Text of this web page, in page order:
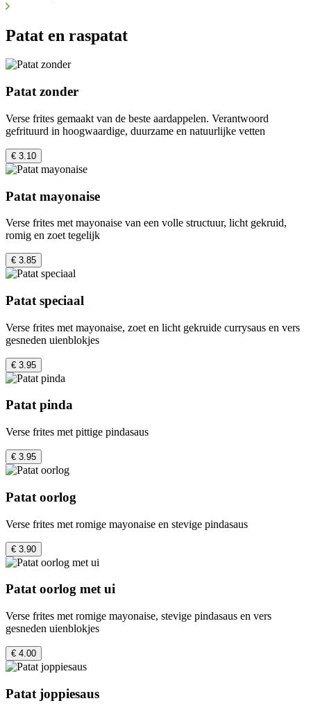
Patat en raspatat
Patat zonder
Verse frites gemaakt van de beste aardappelen. Verantwoord
gefrituurd in hoogwaardige, duurzame en natuurlijke vetten
€ 3.10
Patat mayonaise
Verse frites met mayonaise van een volle structuur, licht gekruid,
romig en zoet tegelijk
€ 3.85
Patat speciaal
Verse frites met mayonaise, zoet en licht gekruide currysaus en vers
gesneden uienblokjes
€ 3.95
Patat pinda
Verse frites met pittige pindasaus
€ 3.95
Patat oorlog
Verse frites met romige mayonaise en stevige pindasaus
€ 3.90
Patat oorlog met ui
Verse frites met romige mayonaise, stevige pindasaus en vers
gesneden uienblokjes
€ 4.00
Patat joppiesaus